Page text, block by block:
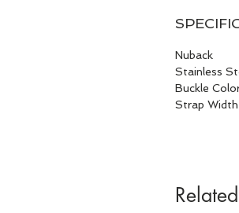
Nuback
Stainless
Buckle
Strap